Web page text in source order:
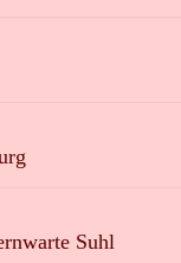
Suhl